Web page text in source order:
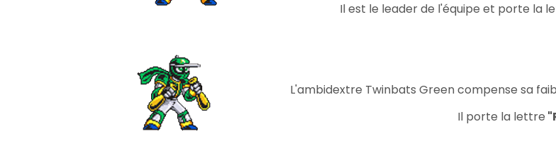
Il est le leader de l'équipe et porte la
L'ambidextre Twinbats Green compense sa
Il porte la lettre